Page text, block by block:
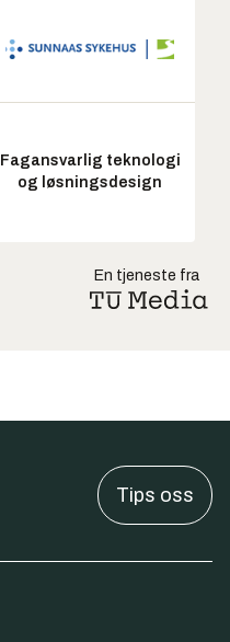
Fagansvarlig teknologi
og løsningsdesign
En tjeneste fra
Tips oss